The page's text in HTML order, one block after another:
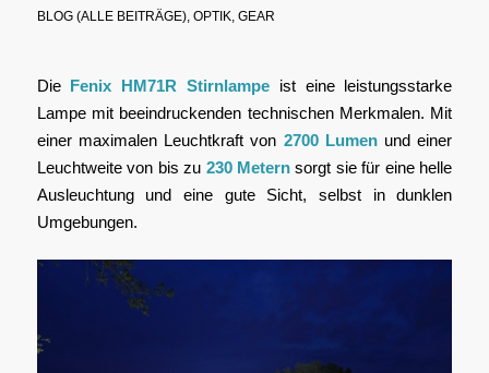
BLOG (ALLE BEITRÄGE), OPTIK, GEAR
Die Fenix HM71R Stirnlampe ist eine leistungsstarke
Lampe mit beeindruckenden technischen Merkmalen. Mit
einer maximalen Leuchtkraft von 2700 Lumenund einer
Leuchtweite von bis zu 230 Metern sorgt sie für eine helle
Ausleuchtung und eine gute Sicht, selbst in dunklen
Umgebungen.